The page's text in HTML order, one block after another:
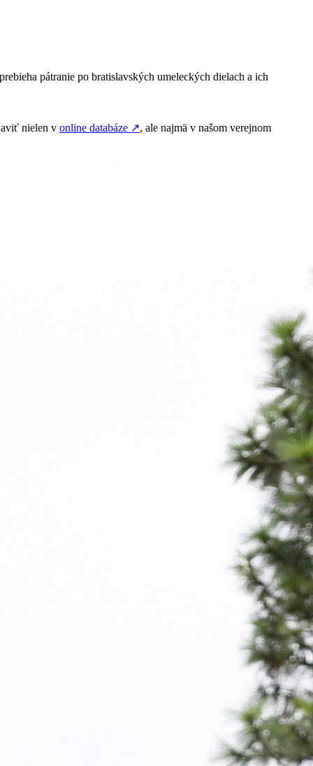
pátranie po bratislavských umeleckých dielach a ich
nielen v online databáze ↗, ale najmä v našom verejnom